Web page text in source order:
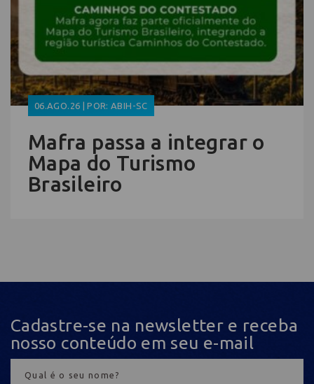
06.AGO.26 | POR: ABIH-SC
Mafra passa a integrar o
Mapa do Turismo
Brasileiro
Cadastre-se na newsletter e receba
nosso conteúdo em seu e-mail